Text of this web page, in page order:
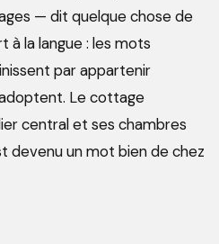
— dit quelque chose de
à la langue : les mots
par appartenir
Le cottage
central et ses chambres
devenu un mot bien de chez